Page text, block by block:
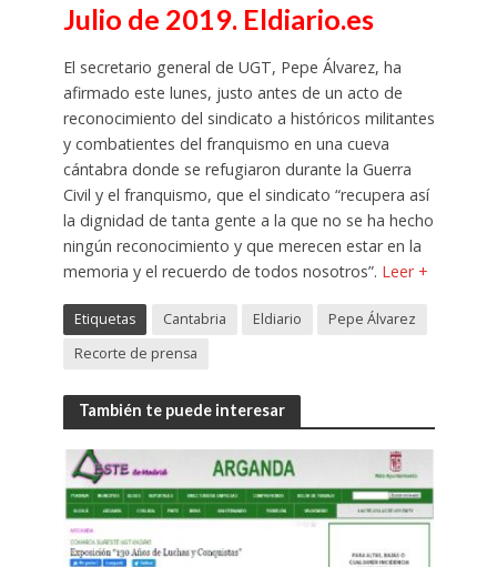
Julio de 2019. Eldiario.es
El secretario general de UGT, Pepe Álvarez, ha
afirmado este lunes, justo antes de un acto de
reconocimiento del sindicato a históricos militantes
y combatientes del franquismo en una cueva
cántabra donde se refugiaron durante la Guerra
Civil y el franquismo, que el sindicato “recupera así
la dignidad de tanta gente a la que no se ha hecho
ningún reconocimiento y que merecen estar en la
memoria y el recuerdo de todos nosotros”. Leer +
Etiquetas Cantabria Eldiario
Pepe Álvarez
Recorte de prensa
También te puede interesar